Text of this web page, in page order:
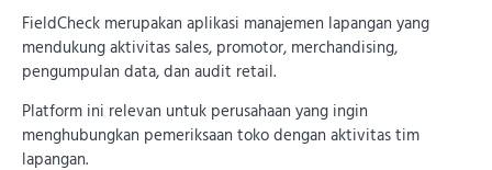
FieldCheck merupakan aplikasi manajemen lapangan yang
mendukung aktivitas sales, promotor, merchandising,
pengumpulan data, dan audit retail.
Platform ini relevan untuk perusahaan yang ingin
menghubungkan pemeriksaan toko dengan aktivitas tim
lapangan.